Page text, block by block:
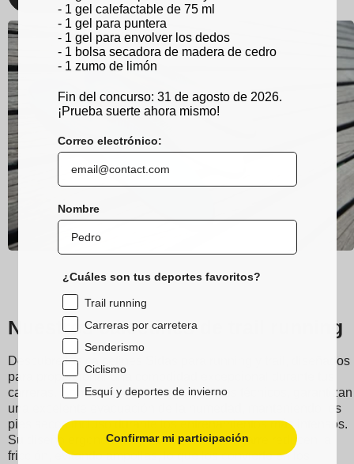
Nuestros calcetines de trail running
Descubre los calcetines Sidas para running y trail, diseñados
para proporcionar una comodidad excepcional durante tus
carreras. Confeccionados con materiales técnicos, garantizan
una excelente evacuación de la humedad, manteniendo los
pies secos incluso durante los entrenamientos más intensos.
Su diseño ergonómico y sus bandas de agarre reducen la
fricción, evitando ampollas, lo que los convierte en los
- 1 gel calefactable de 75 ml
- 1 gel para puntera
- 1 gel para envolver los dedos
- 1 bolsa secadora de madera de cedro
- 1 zumo de limón
Fin del concurso: 31 de agosto de 2026.
¡Prueba suerte ahora mismo!
Correo electrónico:
Nombre
¿Cuáles son tus deportes favoritos?
Trail running
Carreras por carretera
Senderismo
Ciclismo
Esquí y deportes de invierno
Confirmar mi participación